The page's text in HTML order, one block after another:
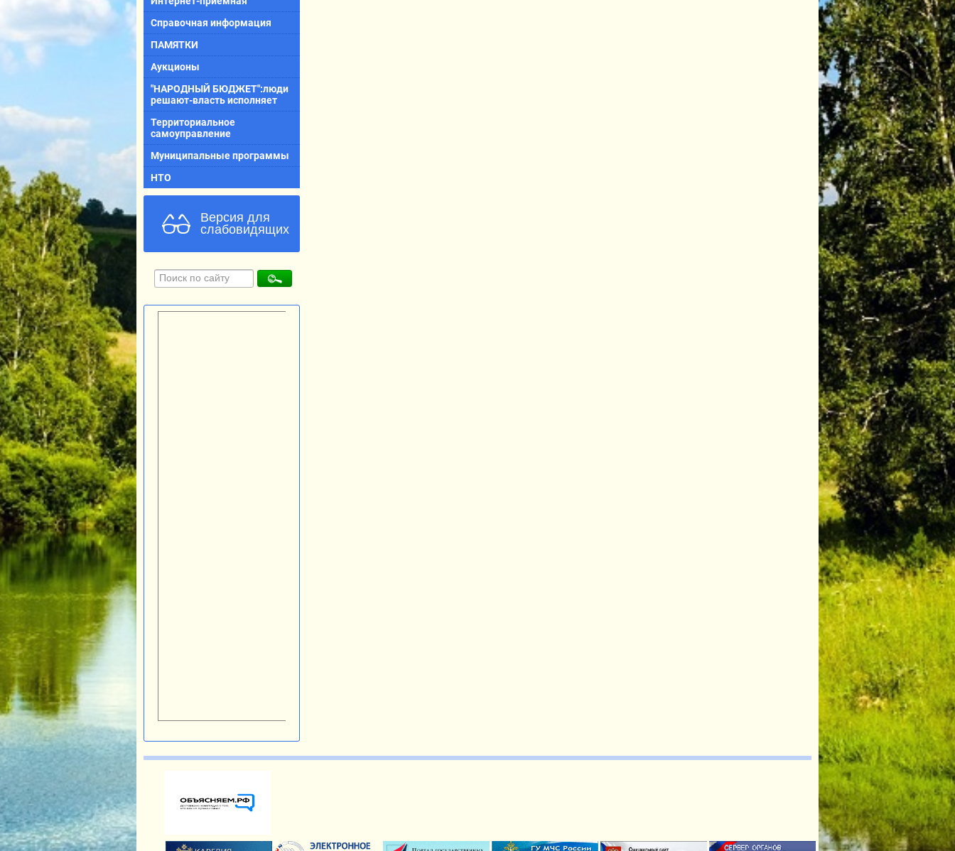
Справочная информация
ПАМЯТКИ
Аукционы
"НАРОДНЫЙ БЮДЖЕТ":люди
решают-власть исполняет
Территориальное
самоуправление
Муниципальные программы
НТО
Версия для
слабовидящих